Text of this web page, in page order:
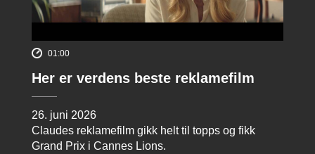
01:00
Her er verdens beste reklamefilm
26. juni 2026
Claudes reklamefilm gikk helt til topps og fikk
Grand Prix i Cannes Lions.